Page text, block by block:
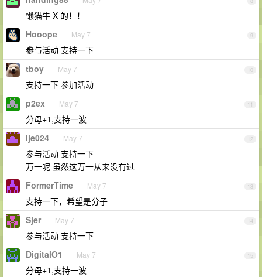
懒猫牛 X 的！！
9
Hooope May 7
参与活动 支持一下
10
tboy May 7
支持一下 参加活动
11
p2ex May 7
分母+1,支持一波
12
lje024 May 7
参与活动 支持一下
万一呢 虽然这万一从来没有过
13
FormerTime May 7
支持一下，希望是分子
14
Sjer May 7
参与活动 支持一下
15
DigitalO1 May 7
分母+1,支持一波